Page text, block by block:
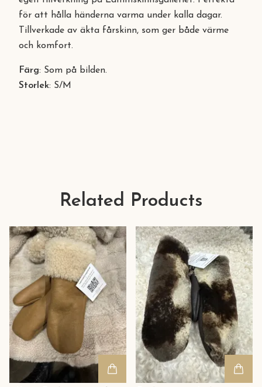
för att hålla händerna varma under kalla dagar.
Tillverkade av äkta fårskinn, som ger både värme
och komfort.
Färg: Som på bilden.
Storlek: S/M
Related Products